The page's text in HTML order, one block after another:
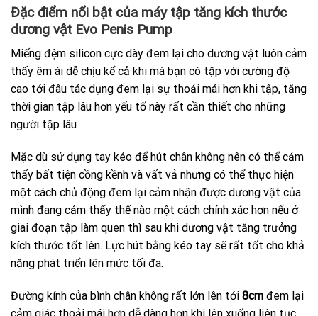
Đặc điểm nổi bật của máy tập tăng kích thước
dương vật Evo Penis Pump
Miếng đệm silicon cực dày đem lại cho dương vật luôn cảm
thấy êm ái dễ chịu kể cả khi mà bạn có tập với cường độ
cao tới đâu tác dụng đem lại sự thoải mái hơn khi tập, tăng
thời gian tập lâu hơn yếu tố này rất cần thiết cho những
người tập lâu
Mặc dù sử dụng tay kéo để hút chân không nên có thể cảm
thấy bất tiện cồng kềnh và vất vả nhưng có thể thực hiện
một cách chủ động đem lại cảm nhận được dương vật của
mình đang cảm thấy thế nào một cách chính xác hơn nếu ở
giai đoạn tập làm quen thì sau khi dương vật tăng trưởng
kích thước tốt lên. Lực hút bằng kéo tay sẽ rất tốt cho khả
năng phát triển lên mức tối đa.
Đường kính của bình chân không rất lớn lên tới 8cm đem lại